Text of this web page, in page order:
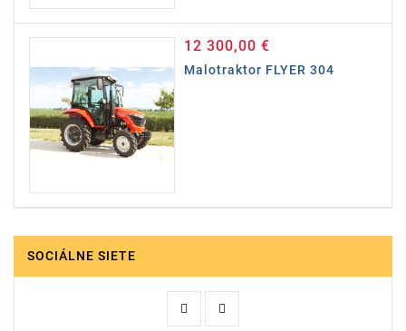
12 300,00 €Cena
Malotraktor FLYER 304
SOCIÁLNE SIETE